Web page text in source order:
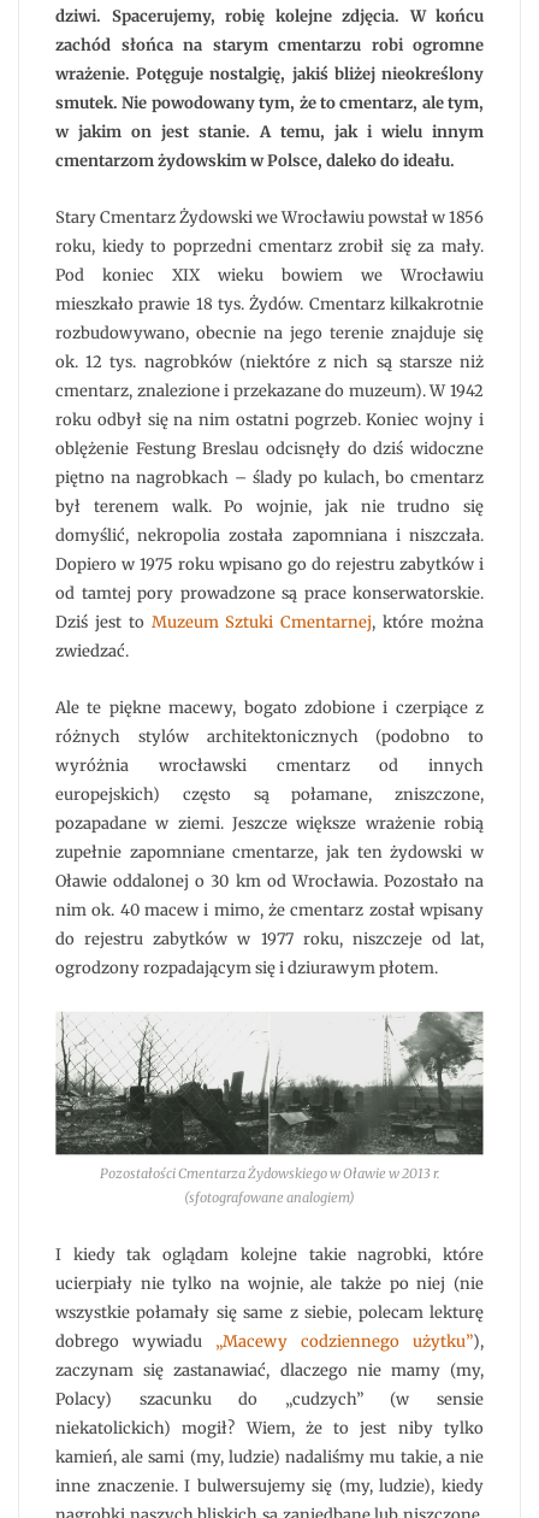
dziwi. Spacerujemy, robię kolejne zdjęcia. W końcu
zachód słońca na starym cmentarzu robi ogromne
wrażenie. Potęguje nostalgię, jakiś bliżej nieokreślony
smutek. Nie powodowany tym, że to cmentarz, ale tym,
w jakim on jest stanie. A temu, jak i wielu innym
cmentarzom żydowskim w Polsce, daleko do ideału.
Stary Cmentarz Żydowski we Wrocławiu powstał w 1856
roku, kiedy to poprzedni cmentarz zrobił się za mały.
Pod koniec XIX wieku bowiem we Wrocławiu
mieszkało prawie 18 tys. Żydów. Cmentarz kilkakrotnie
rozbudowywano, obecnie na jego terenie znajduje się
ok. 12 tys. nagrobków (niektóre z nich są starsze niż
cmentarz, znalezione i przekazane do muzeum). W 1942
roku odbył się na nim ostatni pogrzeb. Koniec wojny i
oblężenie Festung Breslau odcisnęły do dziś widoczne
piętno na nagrobkach – ślady po kulach, bo cmentarz
był terenem walk. Po wojnie, jak nie trudno się
domyślić, nekropolia została zapomniana i niszczała.
Dopiero w 1975 roku wpisano go do rejestru zabytków i
od tamtej pory prowadzone są prace konserwatorskie.
Dziś jest to Muzeum Sztuki Cmentarnej, które można
zwiedzać.
Ale te piękne macewy, bogato zdobione i czerpiące z
różnych stylów architektonicznych (podobno to
wyróżnia wrocławski cmentarz od innych
europejskich) często są połamane, zniszczone,
pozapadane w ziemi. Jeszcze większe wrażenie robią
zupełnie zapomniane cmentarze, jak ten żydowski w
Oławie oddalonej o 30 km od Wrocławia. Pozostało na
nim ok. 40 macew i mimo, że cmentarz został wpisany
do rejestru zabytków w 1977 roku, niszczeje od lat,
ogrodzony rozpadającym się i dziurawym płotem.
Pozostałości Cmentarza Żydowskiego w Oławie w 2013 r.
(sfotografowane analogiem)
I kiedy tak oglądam kolejne takie nagrobki, które
ucierpiały nie tylko na wojnie, ale także po niej (nie
wszystkie połamały się same z siebie, polecam lekturę
dobrego wywiadu „Macewy codziennego użytku”),
zaczynam się zastanawiać, dlaczego nie mamy (my,
Polacy) szacunku do „cudzych” (w sensie
niekatolickich) mogił? Wiem, że to jest niby tylko
kamień, ale sami (my, ludzie) nadaliśmy mu takie, a nie
inne znaczenie. I bulwersujemy się (my, ludzie), kiedy